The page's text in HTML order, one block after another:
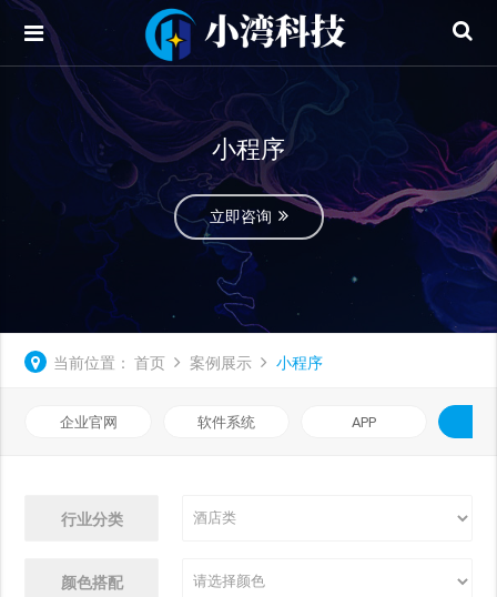
小程序
立即咨询
当前位置： 首页 案例展示 小程序
企业官网 软件系统 APP
行业分类
颜色搭配